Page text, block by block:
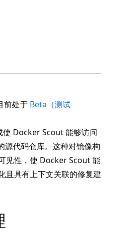
前处于 Beta（测试
Docker Scout 能够访问
源代码仓库。这种对镜像构
见性，使 Docker Scout 能
且具有上下文关联的修复建